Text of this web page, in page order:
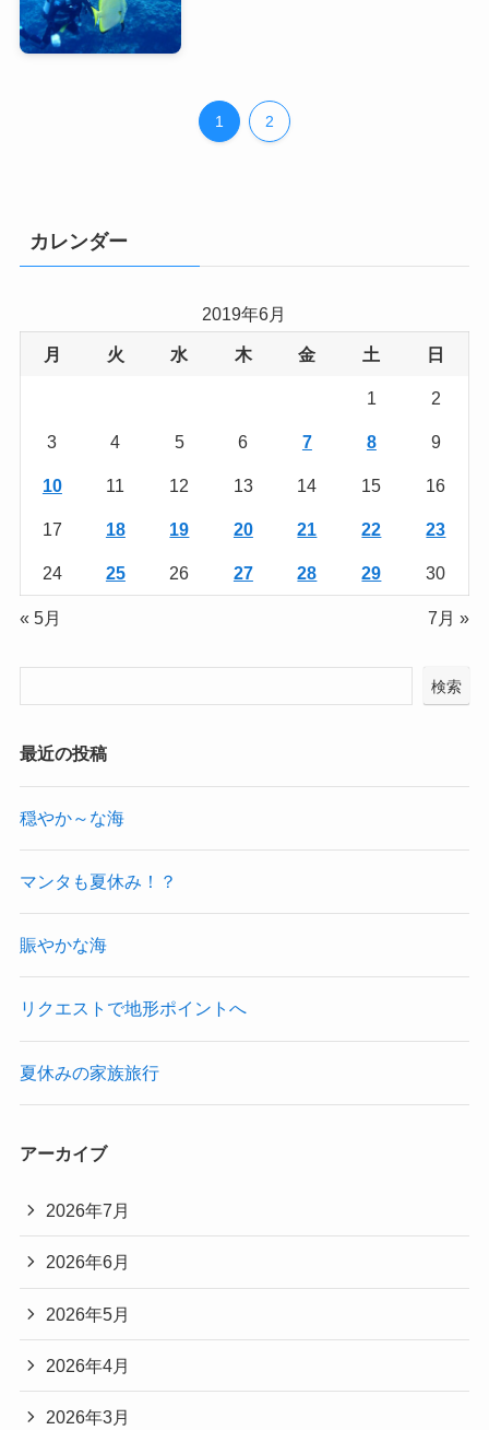
1 2
カレンダー
2019年6月
月 火 水 木 金 土 日
1 2
3 4 5 6 7 8 9
10 11 12 13 14 15 16
17 18 19 20 21 22 23
24 25 26 27 28 29 30
« 5月 7月 »
検索
最近の投稿
穏やか～な海
マンタも夏休み！？
賑やかな海
リクエストで地形ポイントへ
夏休みの家族旅行
アーカイブ
2026年7月
2026年6月
2026年5月
2026年4月
2026年3月